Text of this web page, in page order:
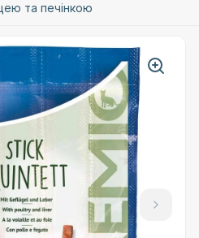
та печінкою